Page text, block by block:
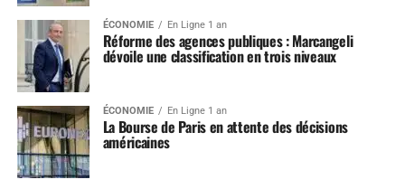
ÉCONOMIE En Ligne 1 an
Réforme des agences publiques : Marcangeli
dévoile une classification en trois niveaux
ÉCONOMIE En Ligne 1 an
La Bourse de Paris en attente des décisions
américaines